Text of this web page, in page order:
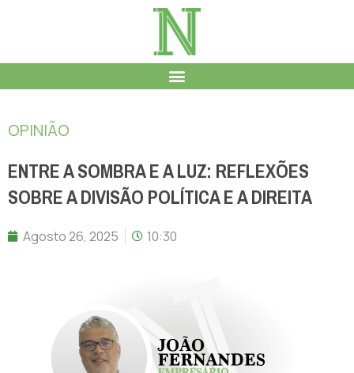
OPINIÃO
ENTRE A SOMBRA E A LUZ: REFLEXÕES
SOBRE A DIVISÃO POLÍTICA E A DIREITA
Agosto 26, 2025 10:30